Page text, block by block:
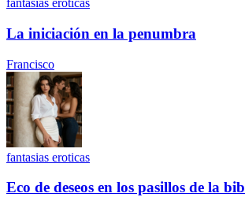
fantasias eroticas
La iniciación en la penumbra
Francisco
fantasias eroticas
Eco de deseos en los pasillos de la